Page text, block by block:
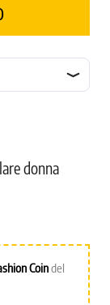
donna
Coindel